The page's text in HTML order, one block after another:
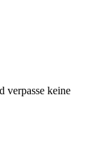
verpasse keine